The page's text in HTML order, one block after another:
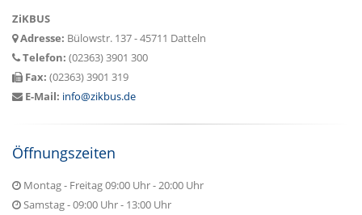
ZiKBUS
Adresse: Bülowstr. 137 - 45711 Datteln
Telefon: (02363) 3901 300
Fax: (02363) 3901 319
E-Mail: info@zikbus.de
Öffnungszeiten
Montag - Freitag 09:00 Uhr - 20:00 Uhr
Samstag - 09:00 Uhr - 13:00 Uhr